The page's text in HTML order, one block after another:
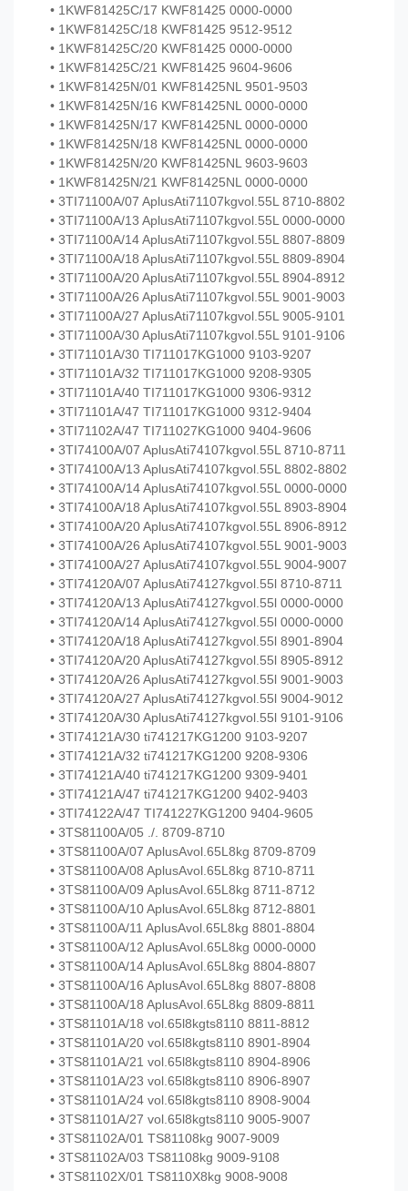
• 1KWF81425C/17 KWF81425 0000-0000
• 1KWF81425C/18 KWF81425 9512-9512
• 1KWF81425C/20 KWF81425 0000-0000
• 1KWF81425C/21 KWF81425 9604-9606
• 1KWF81425N/01 KWF81425NL 9501-9503
• 1KWF81425N/16 KWF81425NL 0000-0000
• 1KWF81425N/17 KWF81425NL 0000-0000
• 1KWF81425N/18 KWF81425NL 0000-0000
• 1KWF81425N/20 KWF81425NL 9603-9603
• 1KWF81425N/21 KWF81425NL 0000-0000
• 3TI71100A/07 AplusAti71107kgvol.55L 8710-8802
• 3TI71100A/13 AplusAti71107kgvol.55L 0000-0000
• 3TI71100A/14 AplusAti71107kgvol.55L 8807-8809
• 3TI71100A/18 AplusAti71107kgvol.55L 8809-8904
• 3TI71100A/20 AplusAti71107kgvol.55L 8904-8912
• 3TI71100A/26 AplusAti71107kgvol.55L 9001-9003
• 3TI71100A/27 AplusAti71107kgvol.55L 9005-9101
• 3TI71100A/30 AplusAti71107kgvol.55L 9101-9106
• 3TI71101A/30 TI711017KG1000 9103-9207
• 3TI71101A/32 TI711017KG1000 9208-9305
• 3TI71101A/40 TI711017KG1000 9306-9312
• 3TI71101A/47 TI711017KG1000 9312-9404
• 3TI71102A/47 TI711027KG1000 9404-9606
• 3TI74100A/07 AplusAti74107kgvol.55L 8710-8711
• 3TI74100A/13 AplusAti74107kgvol.55L 8802-8802
• 3TI74100A/14 AplusAti74107kgvol.55L 0000-0000
• 3TI74100A/18 AplusAti74107kgvol.55L 8903-8904
• 3TI74100A/20 AplusAti74107kgvol.55L 8906-8912
• 3TI74100A/26 AplusAti74107kgvol.55L 9001-9003
• 3TI74100A/27 AplusAti74107kgvol.55L 9004-9007
• 3TI74120A/07 AplusAti74127kgvol.55l 8710-8711
• 3TI74120A/13 AplusAti74127kgvol.55l 0000-0000
• 3TI74120A/14 AplusAti74127kgvol.55l 0000-0000
• 3TI74120A/18 AplusAti74127kgvol.55l 8901-8904
• 3TI74120A/20 AplusAti74127kgvol.55l 8905-8912
• 3TI74120A/26 AplusAti74127kgvol.55l 9001-9003
• 3TI74120A/27 AplusAti74127kgvol.55l 9004-9012
• 3TI74120A/30 AplusAti74127kgvol.55l 9101-9106
• 3TI74121A/30 ti741217KG1200 9103-9207
• 3TI74121A/32 ti741217KG1200 9208-9306
• 3TI74121A/40 ti741217KG1200 9309-9401
• 3TI74121A/47 ti741217KG1200 9402-9403
• 3TI74122A/47 TI741227KG1200 9404-9605
• 3TS81100A/05 ./. 8709-8710
• 3TS81100A/07 AplusAvol.65L8kg 8709-8709
• 3TS81100A/08 AplusAvol.65L8kg 8710-8711
• 3TS81100A/09 AplusAvol.65L8kg 8711-8712
• 3TS81100A/10 AplusAvol.65L8kg 8712-8801
• 3TS81100A/11 AplusAvol.65L8kg 8801-8804
• 3TS81100A/12 AplusAvol.65L8kg 0000-0000
• 3TS81100A/14 AplusAvol.65L8kg 8804-8807
• 3TS81100A/16 AplusAvol.65L8kg 8807-8808
• 3TS81100A/18 AplusAvol.65L8kg 8809-8811
• 3TS81101A/18 vol.65l8kgts8110 8811-8812
• 3TS81101A/20 vol.65l8kgts8110 8901-8904
• 3TS81101A/21 vol.65l8kgts8110 8904-8906
• 3TS81101A/23 vol.65l8kgts8110 8906-8907
• 3TS81101A/24 vol.65l8kgts8110 8908-9004
• 3TS81101A/27 vol.65l8kgts8110 9005-9007
• 3TS81102A/01 TS81108kg 9007-9009
• 3TS81102A/03 TS81108kg 9009-9108
• 3TS81102X/01 TS8110X8kg 9008-9008